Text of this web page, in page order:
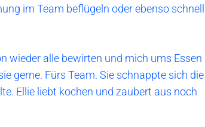
im Team beflügeln oder ebenso schnell
wieder alle bewirten und mich ums Essen
gerne. Fürs Team. Sie schnappte sich die
Ellie liebt kochen und zaubert aus noch